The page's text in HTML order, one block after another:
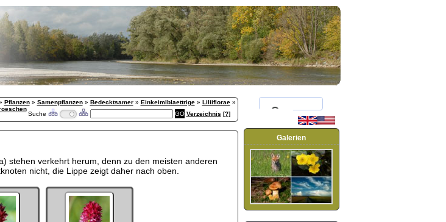
Pflanzen» Samenpflanzen» Bedecktsamer» Einkeimlblaettrige» Liliiflorae»
Suche Verzeichnis [?]
stehen verkehrt herum, denn zu den meisten anderen
nicht, die Lippe zeigt daher nach oben.
Galerien